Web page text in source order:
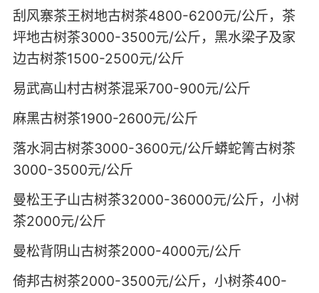
刮风寨茶王树地古树茶4800-6200元/公斤，茶
坪地古树茶3000-3500元/公斤，黑水梁子及家
边古树茶1500-2500元/公斤
易武高山村古树茶混采700-900元/公斤
麻黑古树茶1900-2600元/公斤
落水洞古树茶3000-3600元/公斤蟒蛇箐古树茶
3000-3500元/公斤
曼松王子山古树茶32000-36000元/公斤，小树
茶2000元/公斤
曼松背阴山古树茶2000-4000元/公斤
倚邦古树茶2000-3500元/公斤，小树茶400-